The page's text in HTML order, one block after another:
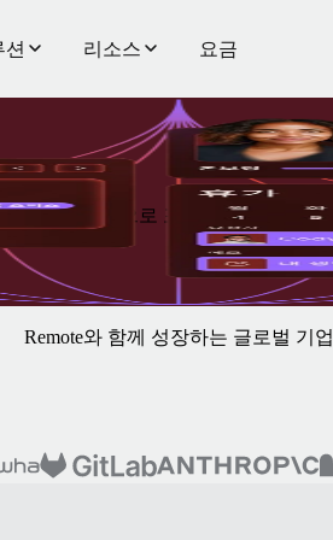
션 리소스 요금
플랫폼에 기본으로 포함되어 있습니다.
Remote와 함께 성장하는 글로벌 기업